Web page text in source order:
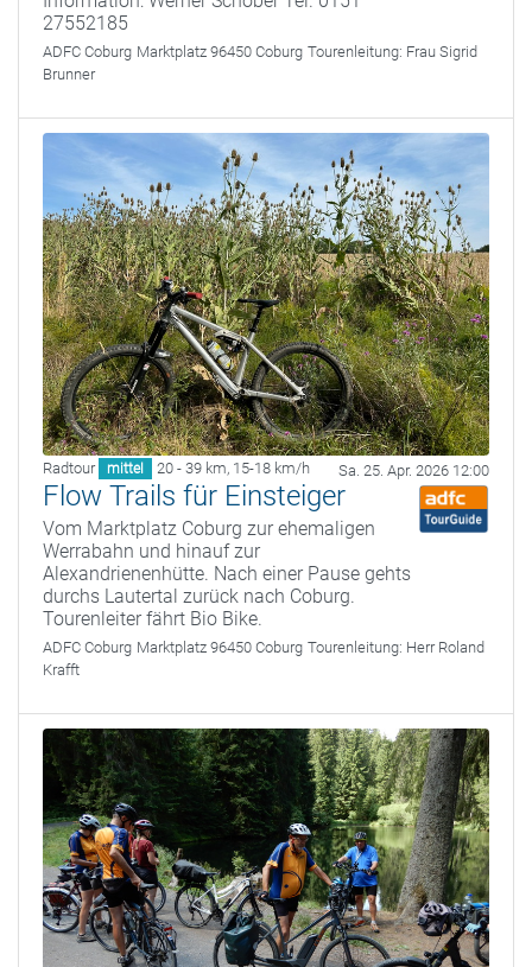
27552185
ADFC Coburg Marktplatz 96450 Coburg Tourenleitung: Frau Sigrid
Brunner
Radtour mittel 20 - 39 km, 15-18 km/h Sa. 25. Apr. 2026 12:00
Flow Trails für Einsteiger
Vom Marktplatz Coburg zur ehemaligen
Werrabahn und hinauf zur
Alexandrienenhütte. Nach einer Pause gehts
durchs Lautertal zurück nach Coburg.
Tourenleiter fährt Bio Bike.
ADFC Coburg Marktplatz 96450 Coburg Tourenleitung: Herr Roland
Krafft